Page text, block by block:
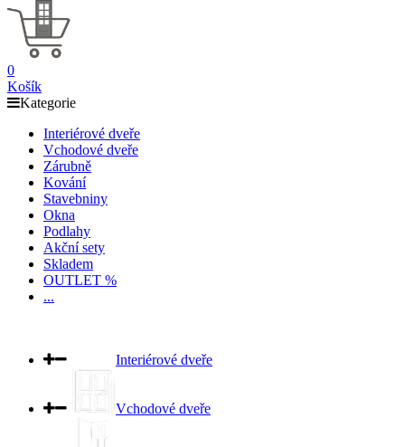
0
Košík
Kategorie
Interiérové dveře
Vchodové dveře
Zárubně
Kování
Stavebniny
Okna
Podlahy
Akční sety
Skladem
OUTLET %
...
Interiérové dveře
Vchodové dveře